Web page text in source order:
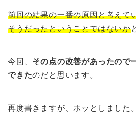
前回の結果の一番の原因と考えて
そうだったということではないか
今回、 その点の改善があったので
できたのだと思います。
再度書きますが、ホッとしました。